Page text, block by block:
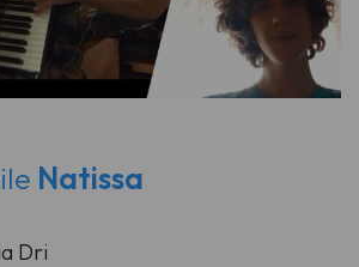
Natissa
Dri